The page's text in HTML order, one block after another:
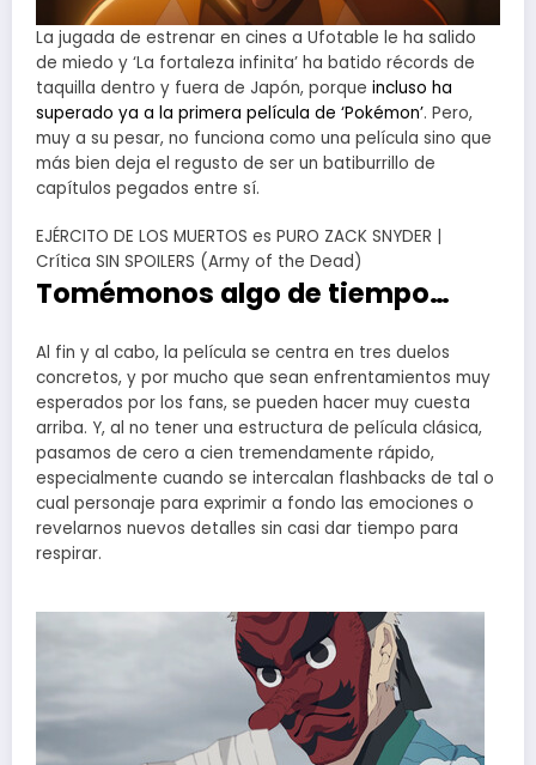
La jugada de estrenar en cines a Ufotable le ha salido
de miedo y ‘La fortaleza infinita’ ha batido récords de
taquilla dentro y fuera de Japón, porque incluso ha
superado ya a la primera película de ‘Pokémon’. Pero,
muy a su pesar, no funciona como una película sino que
más bien deja el regusto de ser un batiburrillo de
capítulos pegados entre sí.
EJÉRCITO DE LOS MUERTOS es PURO ZACK SNYDER |
Crítica SIN SPOILERS (Army of the Dead)
Tomémonos algo de tiempo…
Al fin y al cabo, la película se centra en tres duelos
concretos, y por mucho que sean enfrentamientos muy
esperados por los fans, se pueden hacer muy cuesta
arriba. Y, al no tener una estructura de película clásica,
pasamos de cero a cien tremendamente rápido,
especialmente cuando se intercalan flashbacks de tal o
cual personaje para exprimir a fondo las emociones o
revelarnos nuevos detalles sin casi dar tiempo para
respirar.